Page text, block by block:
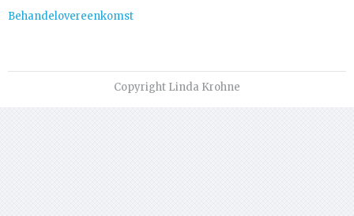
Behandelovereenkomst
Copyright Linda Krohne